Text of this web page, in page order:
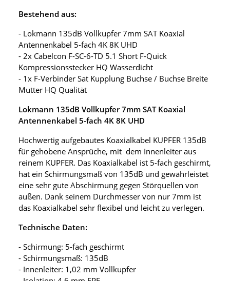
Bestehend aus:
- Lokmann 135dB Vollkupfer 7mm SAT Koaxial
Antennenkabel 5-fach 4K 8K UHD
- 2x Cabelcon F-SC-6-TD 5.1 Short F-Quick
Kompressionsstecker HQ Wasserdicht
- 1x F-Verbinder Sat Kupplung Buchse / Buchse Breite
Mutter HQ Qualität
Lokmann 135dB Vollkupfer 7mm SAT Koaxial
Antennenkabel 5-fach 4K 8K UHD
Hochwertig aufgebautes Koaxialkabel KUPFER 135dB
für gehobene Ansprüche, mit dem Innenleiter aus
reinem KUPFER. Das Koaxialkabel ist 5-fach geschirmt,
hat ein Schirmungsmaß von 135dB und gewährleistet
eine sehr gute Abschirmung gegen Störquellen von
außen. Dank seinem Durchmesser von nur 7mm ist
das Koaxialkabel sehr flexibel und leicht zu verlegen.
Technische Daten:
- Schirmung: 5-fach geschirmt
- Schirmungsmaß: 135dB
- Innenleiter: 1,02 mm Vollkupfer